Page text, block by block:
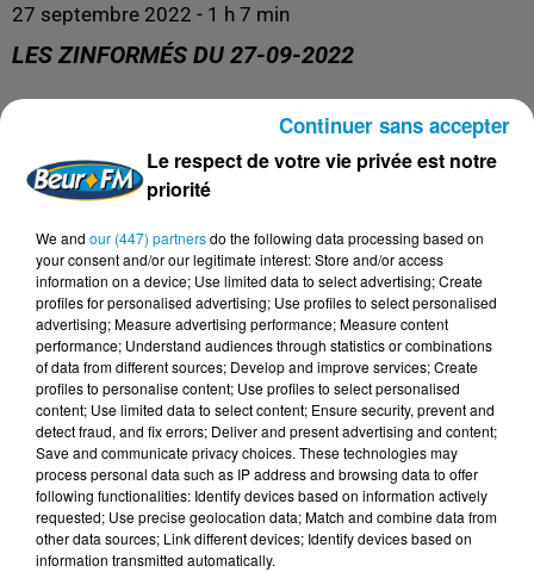
27 septembre 2022 - 1 h 7 min
LES ZINFORMÉS DU 27-09-2022
Les Zinformés, le rendez-vous avec l'actualité !
DERNIERS PODCASTS
24 juillet 2026
Les Zinformés - 24/07/26
Le respect de votre vie privée est notre
priorité
We and our (447) partnersdo the following data processing based on
your consent and/or our legitimate interest: Store and/or access
information on a device; Use limited data to select advertising; Create
profiles for personalised advertising; Use profiles to select personalised
advertising; Measure advertising performance; Measure content
performance; Understand audiences through statistics or combinations
of data from different sources; Develop and improve services; Create
profiles to personalise content; Use profiles to select personalised
content; Use limited data to select content; Ensure security, prevent and
detect fraud, and fix errors; Deliver and present advertising and content;
Save and communicate privacy choices. These technologies may
process personal data such as IP address and browsing data to offer
following functionalities: Identify devices based on information actively
requested; Use precise geolocation data; Match and combine data from
other data sources; Link different devices; Identify devices based on
information transmitted automatically.
Continuer sans accepter